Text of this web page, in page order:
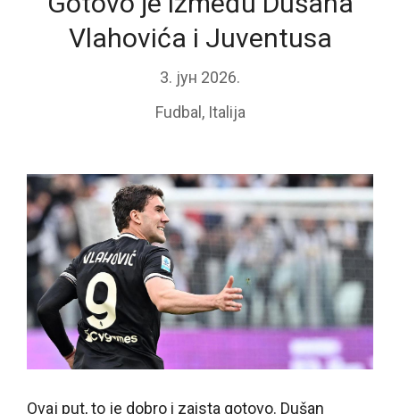
Vlahovića i Juventusa
3. јун 2026.
Fudbal , Italija
Ovaj put, to je dobro i zaista gotovo. Dušan